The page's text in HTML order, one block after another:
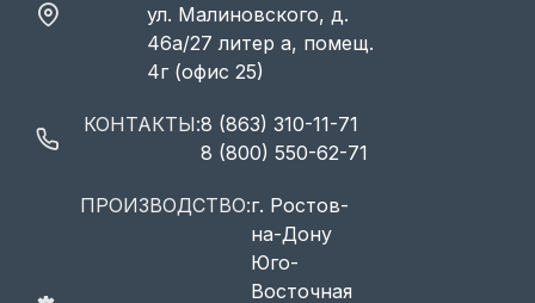
ул. Малиновского, д.
46а/27 литер а, помещ.
4г (офис 25)
КОНТАКТЫ:8 (863) 310-11-71
8 (800) 550-62-71
ПРОИЗВОДСТВО:г. Ростов-
на-Дону
Юго-
Восточная